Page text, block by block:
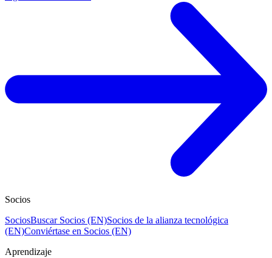
Socios
SociosBuscar Socios (EN)Socios de la alianza tecnológica
(EN)Conviértase en Socios (EN)
Aprendizaje